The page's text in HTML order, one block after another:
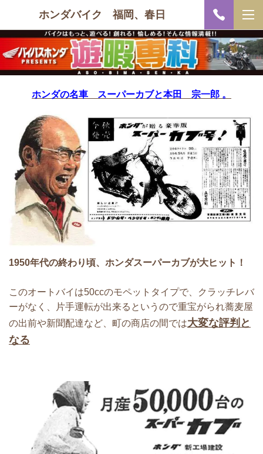
ホンダバイク 福岡、春日
ホンダの名車 スーパーカブと本田 宗一郎 。
1950年代の終わり頃、ホンダスーパーカブが大ヒット！
このオートバイは50ccのモペットタイプで、クラッチレバ
ーがなく、片手運転が出来るというので重宝がられ蕎麦屋
の出前や新聞配達など、町の商店の間では大変な評判と
なる